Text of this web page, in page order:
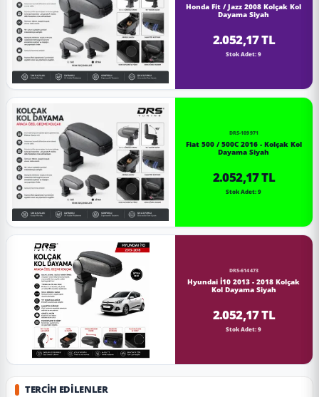
Honda Fit / Jazz 2008 Kolçak Kol
Dayama Siyah
2.052,17 TL
Stok Adet: 9
DRS-109971
Fiat 500 / 500C 2016 - Kolçak Kol
Dayama Siyah
2.052,17 TL
Stok Adet: 9
DRS-614473
Hyundai İ10 2013 - 2018 Kolçak
Kol Dayama Siyah
2.052,17 TL
Stok Adet: 9
TERCIH EDILENLER